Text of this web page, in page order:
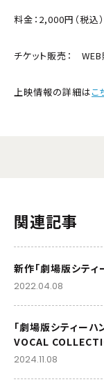
料金：2,000円（税込）
チケット販売：
上映情報の詳細はこ
関連記事
新作「劇場版シティ
2022.04.08
「劇場版シティー
VOCAL
2024.11.08